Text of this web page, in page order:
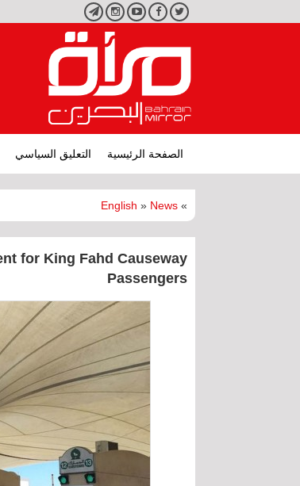
تويتر فيسبوكيوتيوبانستجرامتليجرام
الصفحة الرئيسية التعليق السياسي
»
English » News
for King Fahd Causeway
Passengers